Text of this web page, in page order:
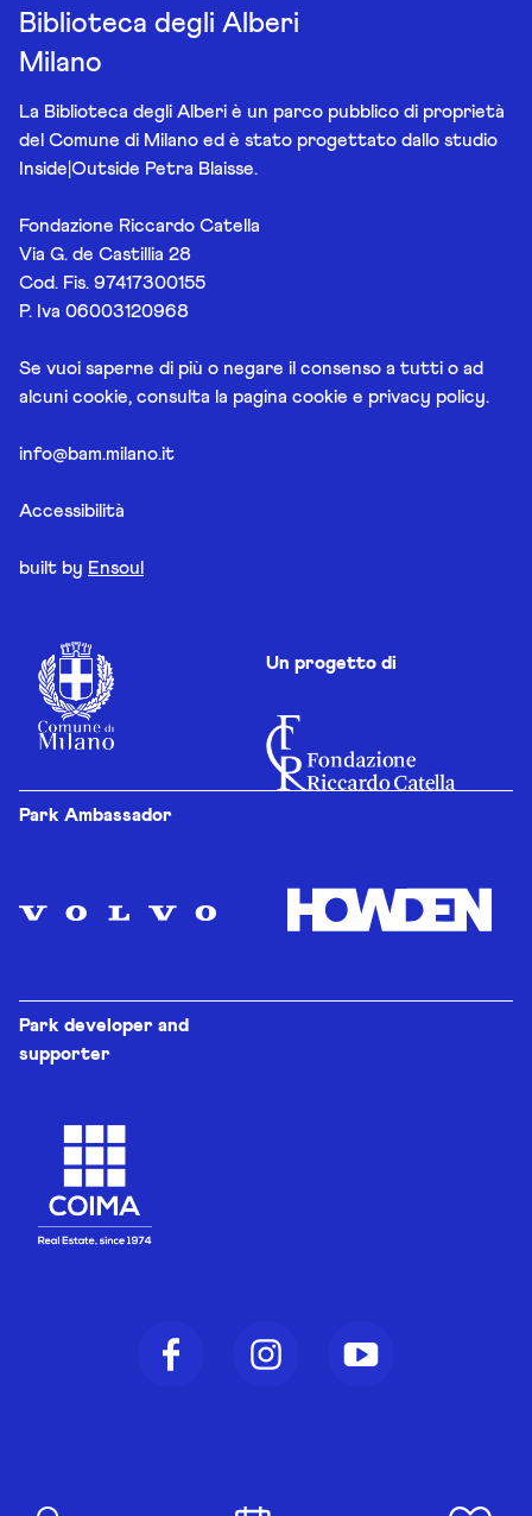
Biblioteca degli Alberi
Milano
La Biblioteca degli Alberi è un parco pubblico di proprietà
del Comune di Milano ed è stato progettato dallo studio
Inside|Outside Petra Blaisse.
Fondazione Riccardo Catella
Via G. de Castillia 28
Cod. Fis. 97417300155
P. Iva 06003120968
Se vuoi saperne di più o negare il consenso a tutti o ad
alcuni cookie, consulta la pagina cookie e privacy policy.
info@bam.milano.it
Accessibilità
built by Ensoul
Un progetto di
Park Ambassador
Park developer and
supporter